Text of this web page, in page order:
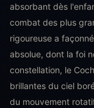
absorbant dès
combat des plus
rigoureuse a
absolue, dont la foi
constellation, le
brillantes du ciel
du mouvement